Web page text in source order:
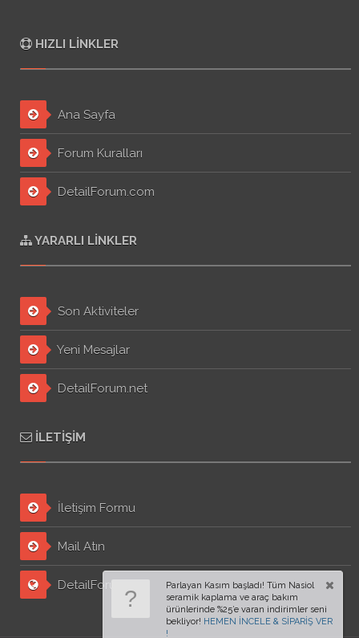
HIZLI LINKLER
Ana Sayfa
Forum Kuralları
DetailForum.com
YARARLI LINKLER
Son Aktiviteler
Yeni Mesajlar
DetailForum.net
İLETIŞIM
İletişim Formu
Mail Atın
DetailForum.org
Parlayan Kasım başladı! Tüm Nasiol
seramik kaplama ve araç bakım
ürünlerinde %25’e varan indirimler seni
bekliyor! HEMEN İNCELE & SİPARİŞ VER
!